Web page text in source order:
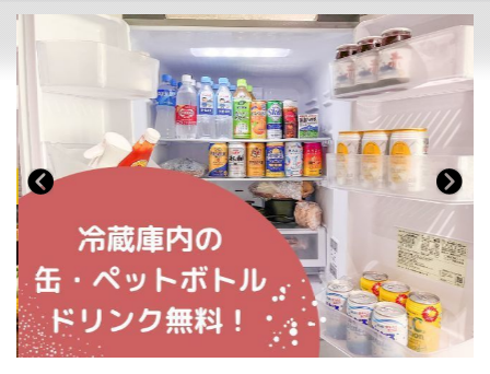
提出ください。
チェックイン時点で18歳未満の方が対象です。宿泊中に18歳に切り替わ
る場合は同意書が必要になります。
ニング・トイレを各棟に備えたグランピング。
充実のSPAを楽しみつつも、広い空間で開放的にグランピングをお楽し
◇スタンダードグランピング 116㎡
​ベッド：シングル4台
定員：6名
ドームテント・源泉掛け流し露天風呂・屋外ダイニング・トイレを各棟
に備えたグランピング。
源泉かけ流し露天風呂にBBQと至福の時間をお過ごしください。
※サウナ付きのお部屋をご希望のお客様はスイートグランピングをお選
※すべてのお部屋にトイレが完備されています
■チェックイン・チェックアウト時間について